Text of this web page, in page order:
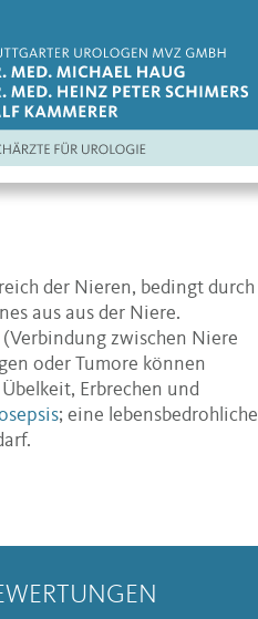
der Nieren, bedingt durch
aus aus der Niere.
zwischen Niere
oder Tumore können
Erbrechen und
; eine lebensbedrohliche